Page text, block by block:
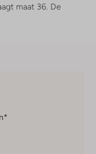
maat 36. De